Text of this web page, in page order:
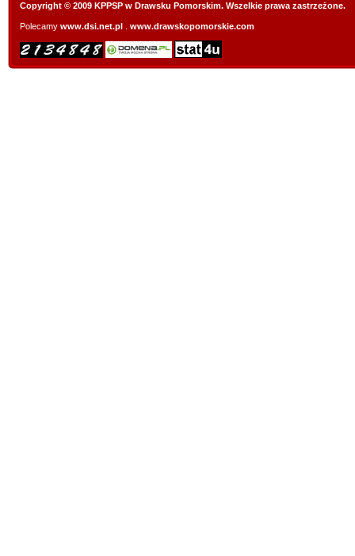
Copyright © 2009 KPPSP w Drawsku Pomorskim. Wszelkie prawa zastrzeżone.
Polecamy www.dsi.net.pl www.drawskopomorskie.com